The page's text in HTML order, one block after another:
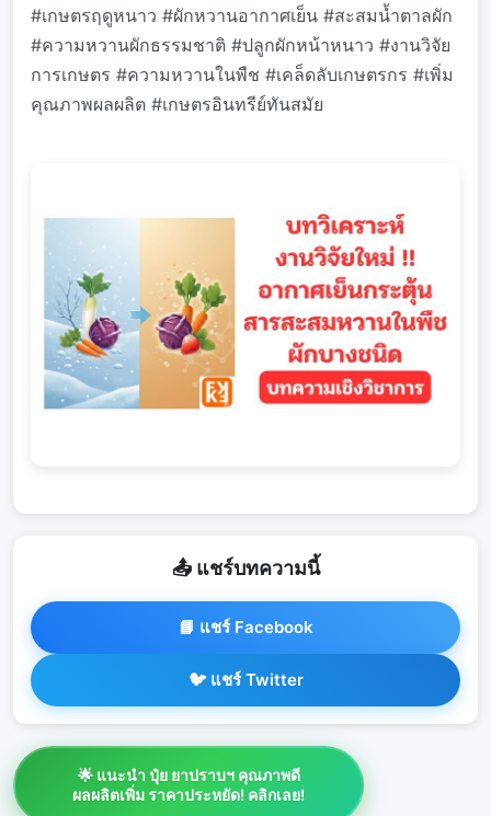
#เกษตรฤดูหนาว #ผักหวานอากาศเย็น #สะสมน้ำตาลผัก
#ความหวานผักธรรมชาติ #ปลูกผักหน้าหนาว #งานวิจัย
การเกษตร #ความหวานในพืช #เคล็ดลับเกษตรกร #เพิ่ม
คุณภาพผลผลิต #เกษตรอินทรีย์ทันสมัย
📤 แชร์บทความนี้
📘 แชร์ Facebook
🐦 แชร์ Twitter
🌟 แนะนำ ปุ๋ย ยาปราบฯ คุณภาพดี
ผลผลิตเพิ่ม ราคาประหยัด! คลิกเลย!